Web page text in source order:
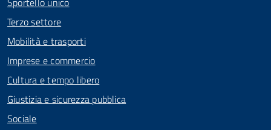
Terzo settore
Mobilità e trasporti
Imprese e commercio
Cultura e tempo libero
Giustizia e sicurezza pubblica
Sociale